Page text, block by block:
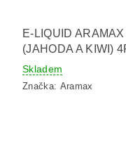
E-LIQUID
(JAHODA A KIWI)
Skladem
Značka: Aramax